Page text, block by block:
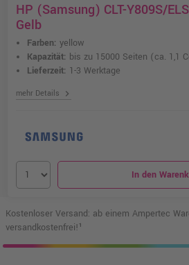
HP (Samsung) CLT-Y809S/
Gelb
Farben: yellow
Kapazität: bis zu 15000 Seiten (ca. 1,1
Lieferzeit: 1-3 Werktage
mehr Details chevron_right
In den
Kostenloser Versand: ab einem Ampertec
versandkostenfrei!¹